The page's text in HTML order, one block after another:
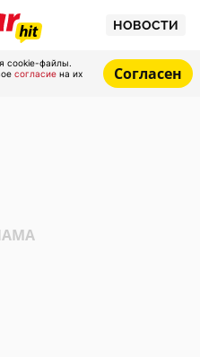
НОВОСТИ
cookie-файлы.
согласие на их
Согласен